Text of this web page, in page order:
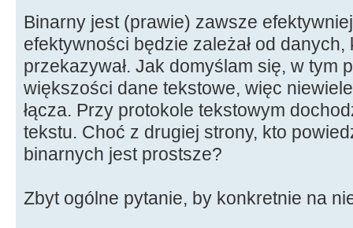
Binarny jest (prawie) zawsze
efektywności będzie zależał od
przekazywał. Jak domyślam się, w tym
większości dane tekstowe, więc
łącza. Przy protokole tekstowym
tekstu. Choć z drugiej strony, kto
binarnych jest prostsze?
Zbyt ogólne pytanie, by konkretnie na